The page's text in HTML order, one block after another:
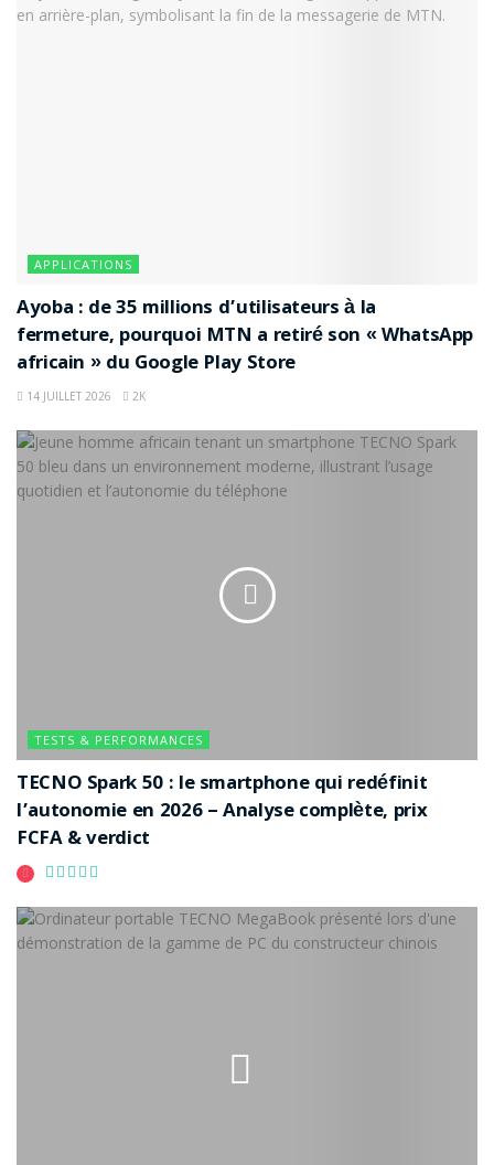
APPLICATIONS
Ayoba : de 35 millions d’utilisateurs à la
fermeture, pourquoi MTN a retiré son « WhatsApp
africain » du Google Play Store
14 JUILLET 2026 2K
TESTS & PERFORMANCES
TECNO Spark 50 : le smartphone qui redéfinit
l’autonomie en 2026 – Analyse complète, prix
FCFA & verdict